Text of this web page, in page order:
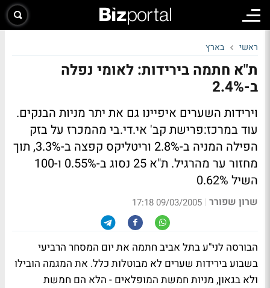
ראשי בארץ
ת"א חתמה בירידות: לאומי נפלה
ב-2.4%
וירידות השערים איפיינו גם את יתר מניות הבנקים.
עוד במרכז:פרישת קב' אי.די.בי מהמכרז על בזק
הפילה המניה ב-2.8% וריטליקס קפצה ב-3.3%, תוך
מחזור ער מהרגיל. ת"א 25 נסוג ב-0.55% ו-100
השיל 0.62%
שרון שפורר |
09/03/2005 17:18
הבורסה לני"ע בתל אביב חתמה את יום המסחר הרביעי
בשבוע בירידות שערים לא מבוטלות כלל. את המגמה הובילו
ולא בגאון, מניות חמשת המופלאים - הלא הם חמשת